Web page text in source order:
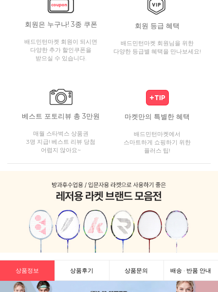
회원은 누구나! 3종 쿠폰
배드민턴마켓 회원이 되시면
다양한 추가 할인쿠폰을
받으실 수 있습니다.
회원 등급 혜택
배드민턴마켓 회원님을 위한
다양한 등급별 혜택을 만나보세요!
베스트 포토리뷰 총 3만원
매월 스타벅스 상품권
3명 지급! 베스트 리뷰 당첨
어렵지 않아요~
마켓만의 특별한 혜택
배드민턴마켓에서
스마트하게 쇼핑하기 위한
플러스 팁!
상품정보 상품후기 상품문의 배송 · 반품 안내